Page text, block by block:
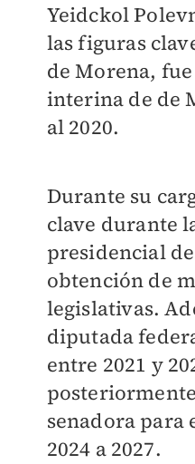
Yeidckol
las figuras
de Morena,
interina de de
al 2020.
Durante su
clave durante
presidencial
obtención de
legislativas.
diputada
entre 2021 y
senadora para
2024 a 2027.